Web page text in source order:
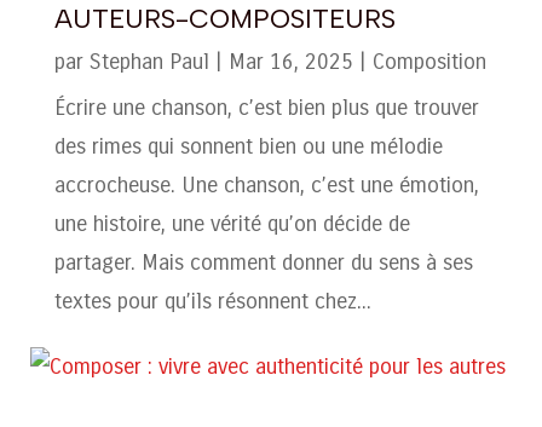
AUTEURS-COMPOSITEURS
par Stephan Paul | Mar 16, 2025 | Composition
Écrire une chanson, c’est bien plus que trouver
des rimes qui sonnent bien ou une mélodie
accrocheuse. Une chanson, c’est une émotion,
une histoire, une vérité qu’on décide de
partager. Mais comment donner du sens à ses
textes pour qu’ils résonnent chez...